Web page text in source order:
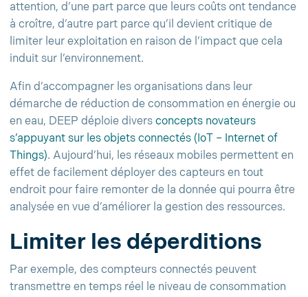
attention, d’une part parce que leurs coûts ont tendance
à croître, d’autre part parce qu’il devient critique de
limiter leur exploitation en raison de l’impact que cela
induit sur l’environnement.
Afin d’accompagner les organisations dans leur
démarche de réduction de consommation en énergie ou
en eau, DEEP déploie divers concepts novateurs
s’appuyant sur les objets connectés (IoT – Internet of
Things). Aujourd’hui, les réseaux mobiles permettent en
effet de facilement déployer des capteurs en tout
endroit pour faire remonter de la donnée qui pourra être
analysée en vue d’améliorer la gestion des ressources.
Limiter les déperditions
Par exemple, des compteurs connectés peuvent
transmettre en temps réel le niveau de consommation